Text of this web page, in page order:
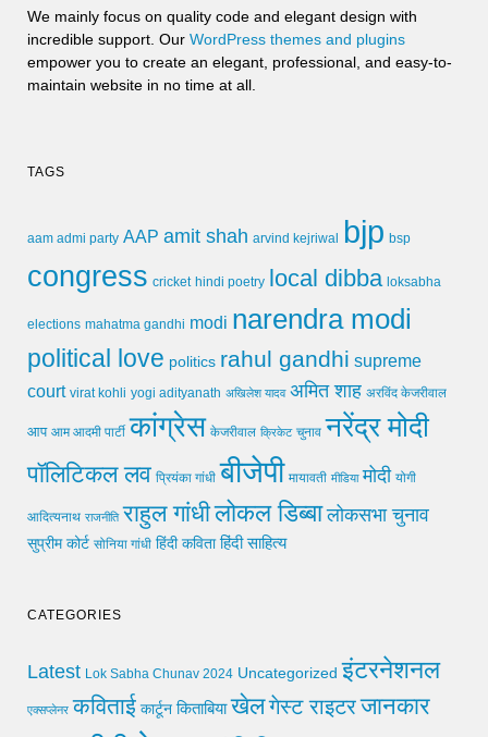
We mainly focus on quality code and elegant design with
incredible support. Our WordPress themes and plugins
empower you to create an elegant, professional, and easy-to-
maintain website in no time at all.
TAGS
aam admi party AAP amit shah arvind kejriwal bjp bsp
congress cricket hindi poetry local dibba loksabha
elections mahatma gandhi modi narendra modi
political love politics rahul gandhi supreme
court virat kohli yogi adityanath अखिलेश यादव अमित शाह अरविंद केजरीवाल
आप आम आदमी पार्टी कांग्रेस केजरीवाल क्रिकेट चुनाव नरेंद्र मोदी
पॉलिटिकल लव प्रियंका गांधी बीजेपी मायावती मीडिया मोदी योगी
आदित्यनाथ राजनीति राहुल गांधीलोकल डिब्बा लोकसभा चुनाव
सुप्रीम कोर्ट सोनिया गांधी हिंदी कविता हिंदी साहित्य
CATEGORIES
Latest Lok Sabha Chunav 2024 Uncategorized इंटरनेशनल
एक्सप्लेनर कविताई कार्टून किताबिया खेलगेस्ट राइटरजानकार